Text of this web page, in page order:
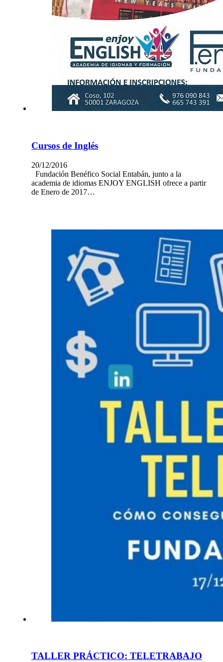
Cursos de Inglés
20/12/2016
Fundación Benéfico Social Entabán, junto a la
academia de idiomas ENJOY ENGLISH ofrece a partir
de Enero de 2017…
TALLER PRÁCTICO: TELETRABAJO